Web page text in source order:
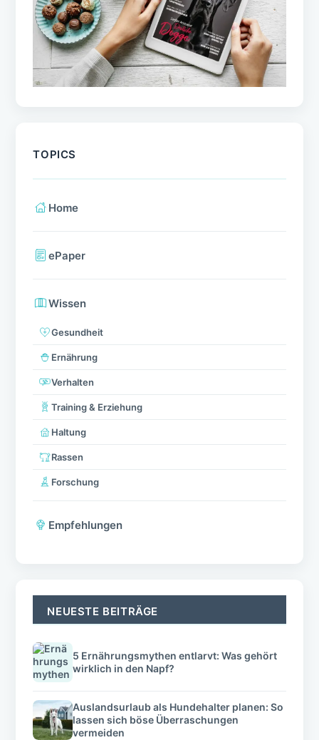
TOPICS
Home
ePaper
Wissen
Gesundheit
Ernährung
Verhalten
Training & Erziehung
Haltung
Rassen
Forschung
Empfehlungen
NEUESTE BEITRÄGE
5 Ernährungsmythen entlarvt: Was gehört
wirklich in den Napf?
Auslandsurlaub als Hundehalter planen: So
lassen sich böse Überraschungen
vermeiden